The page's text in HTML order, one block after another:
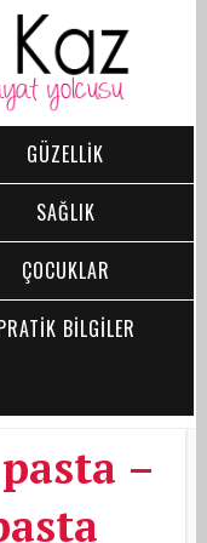
GÜZELLİK
SAĞLIK
ÇOCUKLAR
BİLGİLER
–